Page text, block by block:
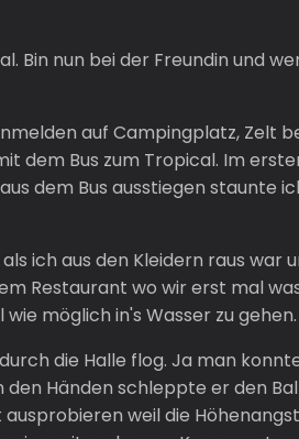
nun bei der Freundin und
auf Campingplatz, Zelt
Bus zum Tropical. Im
dem Bus ausstiegen staunte
ich aus den Kleidern raus war
Restaurant wo wir erst mal
möglich in's Wasser zu gehen.
die Halle flog. Ja man
den Händen schleppte er den
weil die